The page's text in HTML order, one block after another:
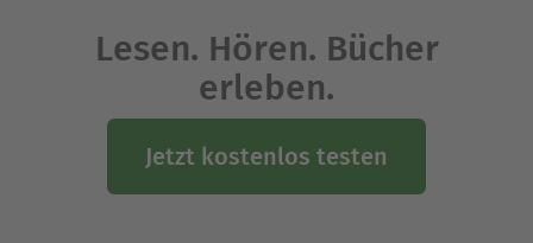
Lesen. Hören. Bücher
erleben.
Jetzt kostenlos testen